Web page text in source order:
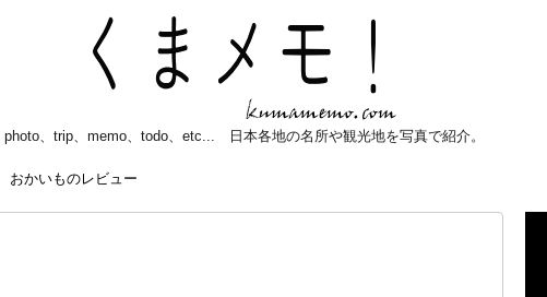
photo、trip、memo、todo、etc... 日本各地の名所や観光地を写真で紹介。
おかいものレビュー